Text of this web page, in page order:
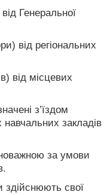
Генеральної
від регіональних
від місцевих
з’їздом
закладів
за умови
здійснюють свої